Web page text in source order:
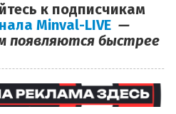
к подписчикам
Minval-LIVE —
появляются быстрее